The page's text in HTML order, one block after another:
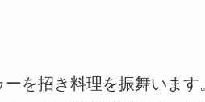
を招き料理を振舞いま